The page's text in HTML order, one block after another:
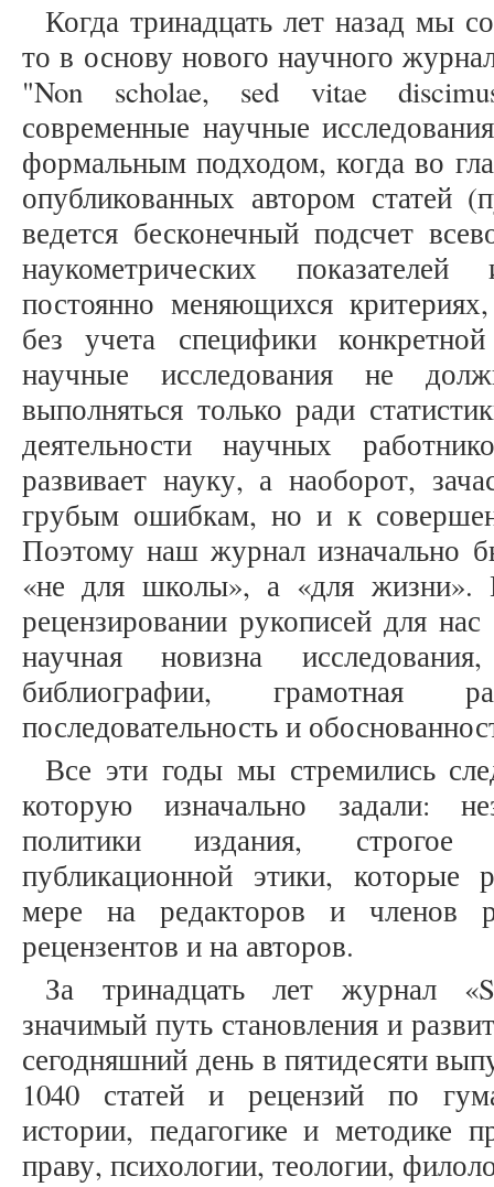
Когда тринадцать лет назад мы
то в основу нового научного
"Non scholae, sed vitae
современные научные
формальным подходом, когда во
опубликованных автором статей
ведется бесконечный подсчет
наукометрических
постоянно меняющихся
без учета специфики
научные исследования не
выполняться только ради
деятельности научных
развивает науку, а наоборот,
грубым ошибкам, но и к
Поэтому наш журнал изначально
«не для школы», а «для жизни».
рецензировании рукописей для
научная новизна
библиографии, грамотная
последовательность и
Все эти годы мы стремились
которую изначально задали:
политики издания,
публикационной этики, которые
мере на редакторов и членов
рецензентов и на авторов.
За тринадцать лет журнал
значимый путь становления и
сегодняшний день в пятидесяти
1040 статей и рецензий по
истории, педагогике и методике
праву, психологии, теологии,